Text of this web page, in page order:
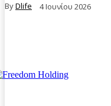
ByDlife 4 Ιουνίου 2026